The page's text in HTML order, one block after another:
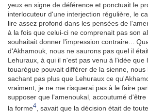
yeux en signe de déférence et ponctuait le
interlocuteur d'une interjection régulière, le
lire assez profond dans les pensées de
à la fois que celui-ci ne comprenait pas son
souhaitait donner l'impression contraire...
d'Akhamouk, nous ne saurons pas quel il
Lehuraux, à qui il n'est pas venu à l'idée que
touarègue pouvait différer de la sienne, nous
sachant pas plus que Lehuraux ce
vraiment, je ne me risquerai pas à le faire
supposer que l'amenoukal, accoutumé
la forme4 , savait que la décision était de